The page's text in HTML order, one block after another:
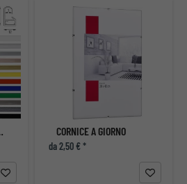
MISURA CORNICE A GIORNO
da 2,50 € *